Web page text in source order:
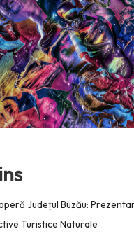
Județul Buzău:
Turistice Naturale